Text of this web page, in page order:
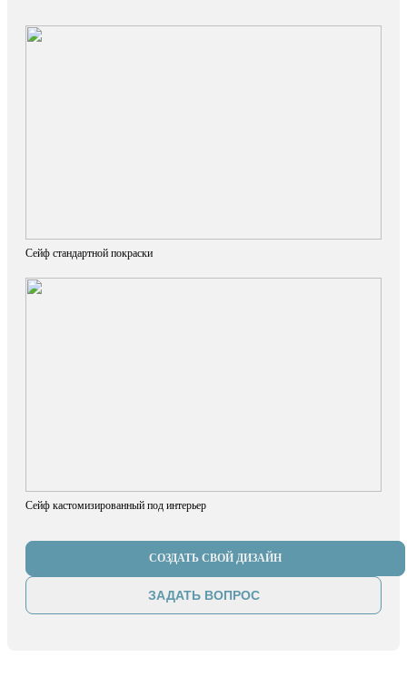
Сейф стандартной покраски
Сейф кастомизированный под интерьер
СОЗДАТЬ СВОЙ ДИЗАЙН
ЗАДАТЬ ВОПРОС